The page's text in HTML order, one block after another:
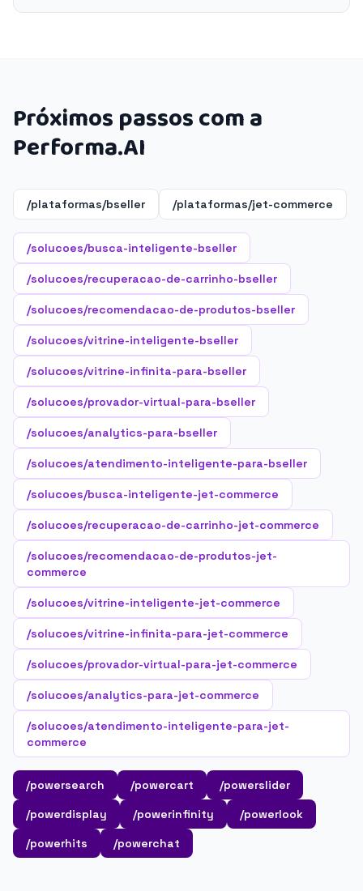
Próximos passos com a
Performa.AI
/plataformas/bseller /plataformas/jet-commerce
/solucoes/busca-inteligente-bseller
/solucoes/recuperacao-de-carrinho-bseller
/solucoes/recomendacao-de-produtos-bseller
/solucoes/vitrine-inteligente-bseller
/solucoes/vitrine-infinita-para-bseller
/solucoes/provador-virtual-para-bseller
/solucoes/analytics-para-bseller
/solucoes/atendimento-inteligente-para-bseller
/solucoes/busca-inteligente-jet-commerce
/solucoes/recuperacao-de-carrinho-jet-commerce
/solucoes/recomendacao-de-produtos-jet-
commerce
/solucoes/vitrine-inteligente-jet-commerce
/solucoes/vitrine-infinita-para-jet-commerce
/solucoes/provador-virtual-para-jet-commerce
/solucoes/analytics-para-jet-commerce
/solucoes/atendimento-inteligente-para-jet-
commerce
/powersearch /powercart
/powerslider
/powerdisplay
/powerinfinity
/powerlook
/powerhits
/powerchat